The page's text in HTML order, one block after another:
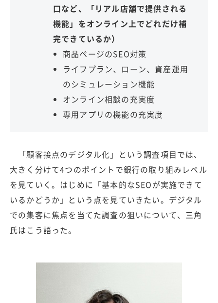
口など、「リアル店舗で提供される
機能」をオンライン上でどれだけ補
完できているか）
商品ページのSEO対策
ライフプラン、ローン、資産運用
のシミュレーション機能
オンライン相談の充実度
専用アプリの機能の充実度
「顧客接点のデジタル化」という調査項目では、
大きく分けて4つのポイントで銀行の取り組みレベル
を見ていく。はじめに「基本的なSEOが実施できて
いるかどうか」という点を見ていきたい。デジタル
での集客に焦点を当てた調査の狙いについて、三角
氏はこう語った。